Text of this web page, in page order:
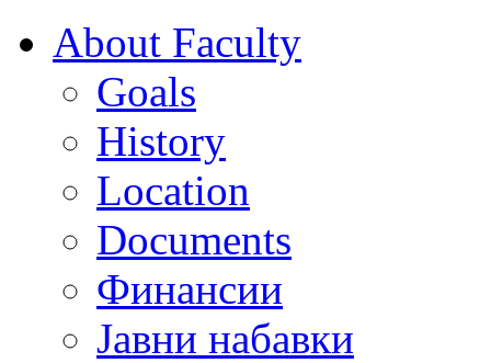
About Faculty
Goals
History
Location
Documents
Финансии
Јавни набавки